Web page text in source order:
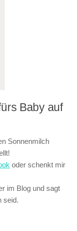
Baby auf
Sonnenmilch
oder schenkt mir
im Blog und sagt
seid.